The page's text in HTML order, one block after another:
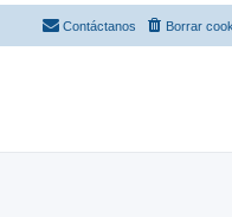
Borrar
Contáctanos